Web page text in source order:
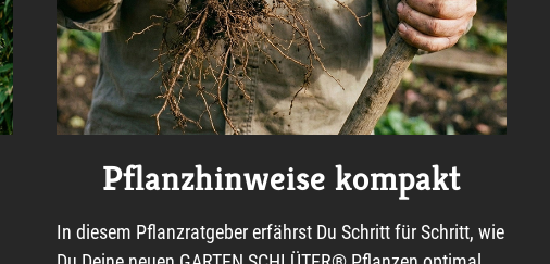
Pflanzhinweise kompakt
In diesem Pflanzratgeber erfährst Du Schritt für Schritt, wie